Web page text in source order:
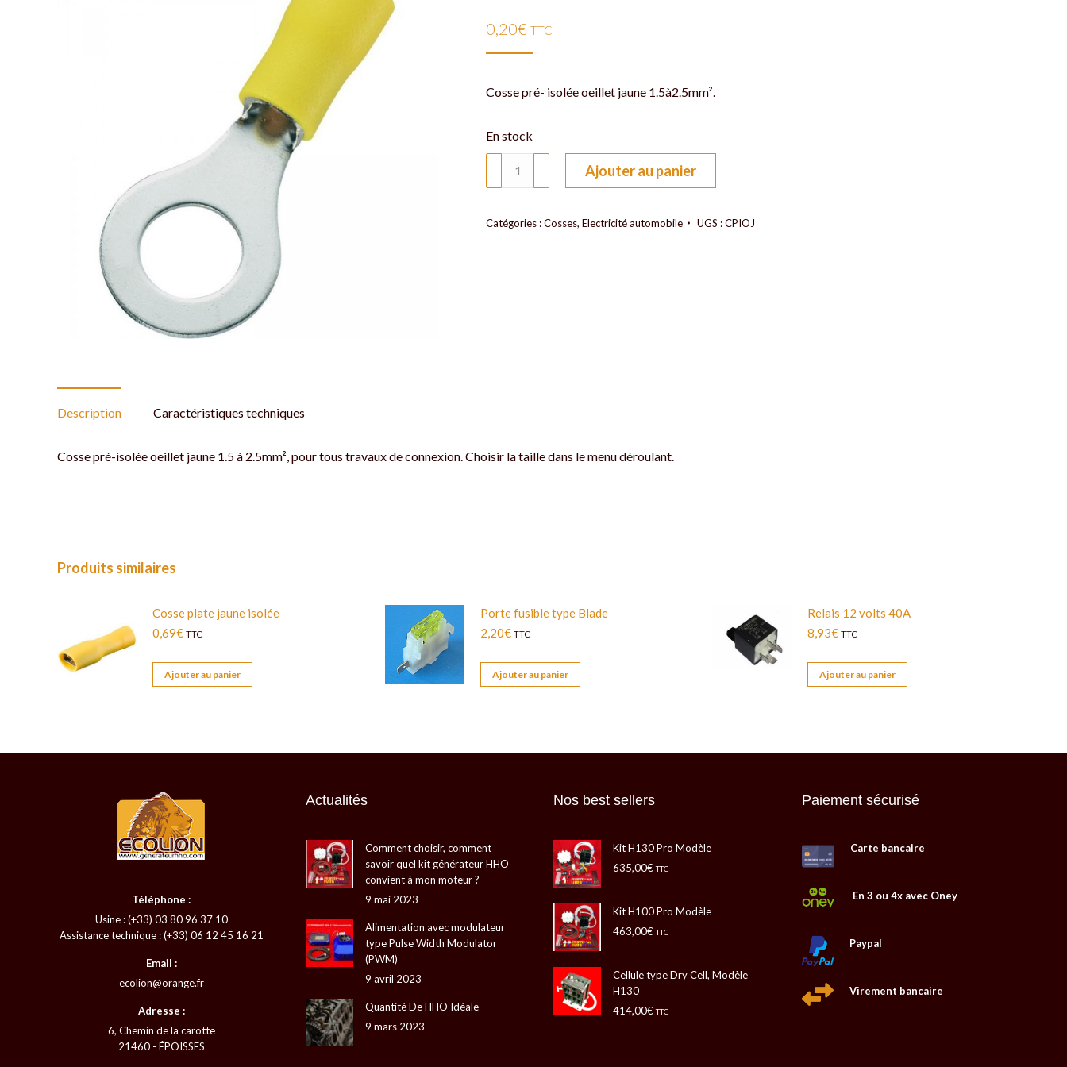
0,20€ TTC
Cosse pré- isolée oeillet jaune 1.5à2.5mm².
En stock
pré-
Ajouter au panier
Catégories :Cosses, Electricité automobile UGS :CPIOJ
Description Caractéristiques techniques
Cosse pré-isolée oeillet jaune 1.5 à 2.5mm², pour tous travaux de connexion. Choisir la taille dans le menu déroulant.
Produits similaires
Cosse plate jaune isolée
0,69€ TTC
Ajouter au panier
Porte fusible type Blade
2,20€ TTC
Ajouter au panier
Relais 12 volts 40A
8,93€ TTC
Ajouter au panier
Téléphone :
Usine : (+33) 03 80 96 37 10
Assistance technique : (+33) 06 12 45 16 21
Email :
ecolion@orange.fr
Adresse :
6, Chemin de la carotte
21460 - ÉPOISSES
Actualités
Comment choisir, comment
savoir quel kit générateur HHO
convient à mon moteur ?
9 mai 2023
Alimentation avec modulateur
type Pulse Width Modulator
(PWM)
9 avril 2023
Quantité De HHO Idéale
9 mars 2023
Nos best sellers
Kit H130 Pro Modèle
635,00€ TTC
Kit H100 Pro Modèle
463,00€ TTC
Cellule type Dry Cell, Modèle
H130
414,00€ TTC
Paiement sécurisé
Carte bancaire
En 3 ou 4x avec Oney
Paypal
Virement bancaire